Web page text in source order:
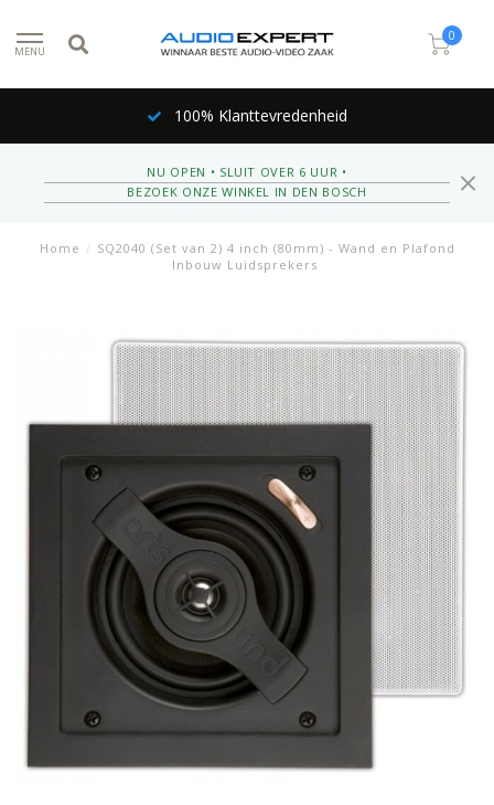
MENU
0
100% Klanttevredenheid
NU OPEN • SLUIT OVER 6 UUR •
BEZOEK ONZE WINKEL IN DEN BOSCH
Home / SQ2040 (Set van 2) 4 inch (80mm) - Wand en Plafond
Inbouw Luidsprekers